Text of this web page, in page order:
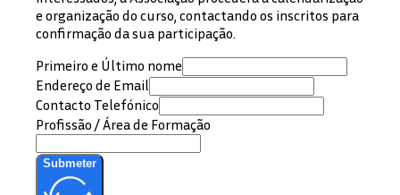
e organização do curso, contactando os inscritos para
confirmação da sua participação.
Primeiro e Último nome
Endereço de Email
Contacto Telefónico
Profissão / Área de Formação
Submeter